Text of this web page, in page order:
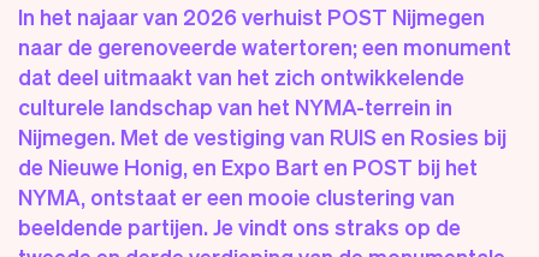
In het najaar van 2026 verhuist POST Nijmegen
naar de gerenoveerde watertoren; een monument
dat deel uitmaakt van het zich ontwikkelende
culturele landschap van het NYMA-terrein in
Nijmegen. Met de vestiging van RUIS en Rosies bij
de Nieuwe Honig, en Expo Bart en POST bij het
NYMA, ontstaat er een mooie clustering van
beeldende partijen. Je vindt ons straks op de